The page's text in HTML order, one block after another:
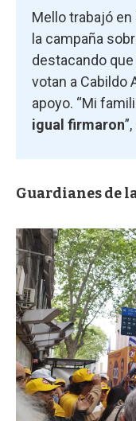
Mello trabajó
la campaña
destacando
votan a Cabildo
apoyo. “Mi
igual firmaron
Guardianes de